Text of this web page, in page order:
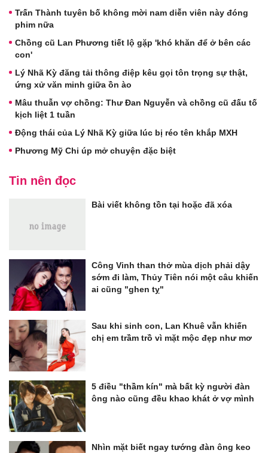
Trấn Thành tuyên bố không mời nam diễn viên này đóng
phim nữa
Chồng cũ Lan Phương tiết lộ gặp 'khó khăn để ở bên các
con'
Lý Nhã Kỳ đăng tải thông điệp kêu gọi tôn trọng sự thật,
ứng xử văn minh giữa ồn ào
Mâu thuẫn vợ chồng: Thư Đan Nguyễn và chồng cũ đấu tố
kịch liệt 1 tuần
Động thái của Lý Nhã Kỳ giữa lúc bị réo tên khắp MXH
Phương Mỹ Chi úp mở chuyện đặc biệt
Tin nên đọc
Bài viết không tồn tại hoặc đã xóa
Công Vinh than thở mùa dịch phải dậy
sớm đi làm, Thủy Tiên nói một câu khiến
ai cũng "ghen tỵ"
Sau khi sinh con, Lan Khuê vẫn khiến
chị em trầm trồ vì mặt mộc đẹp như mơ
5 điều "thầm kín" mà bất kỳ người đàn
ông nào cũng đều khao khát ở vợ mình
Nhìn mặt biết ngay tướng đàn ông keo